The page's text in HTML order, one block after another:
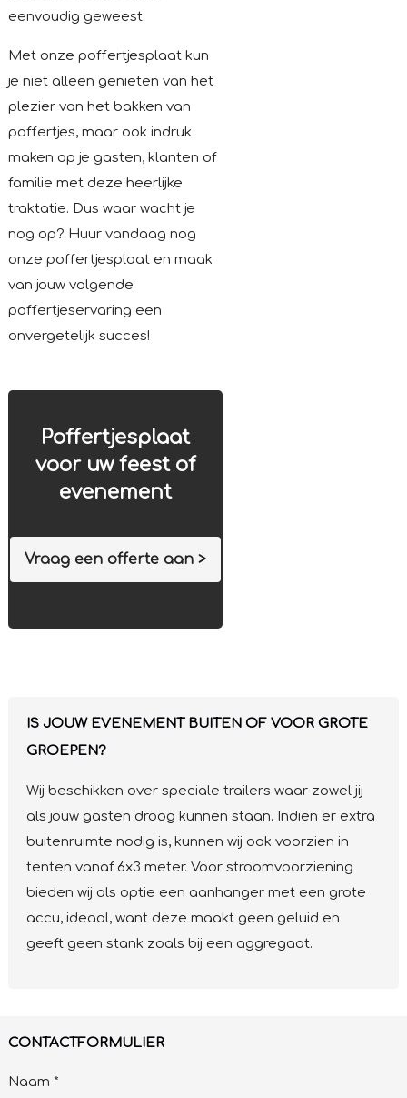
eenvoudig geweest.
Met onze poffertjesplaat kun
je niet alleen genieten van het
plezier van het bakken van
poffertjes, maar ook indruk
maken op je gasten, klanten of
familie met deze heerlijke
traktatie. Dus waar wacht je
nog op? Huur vandaag nog
onze poffertjesplaat en maak
van jouw volgende
poffertjeservaring een
onvergetelijk succes!
Poffertjesplaat
voor uw feest of
evenement
Vraag een offerte aan >
IS JOUW EVENEMENT BUITEN OF VOOR GROTE
GROEPEN?
Wij beschikken over speciale trailers waar zowel jij
als jouw gasten droog kunnen staan. Indien er extra
buitenruimte nodig is, kunnen wij ook voorzien in
tenten vanaf 6x3 meter. Voor stroomvoorziening
bieden wij als optie een aanhanger met een grote
accu, ideaal, want deze maakt geen geluid en
geeft geen stank zoals bij een aggregaat.
CONTACTFORMULIER
Naam *